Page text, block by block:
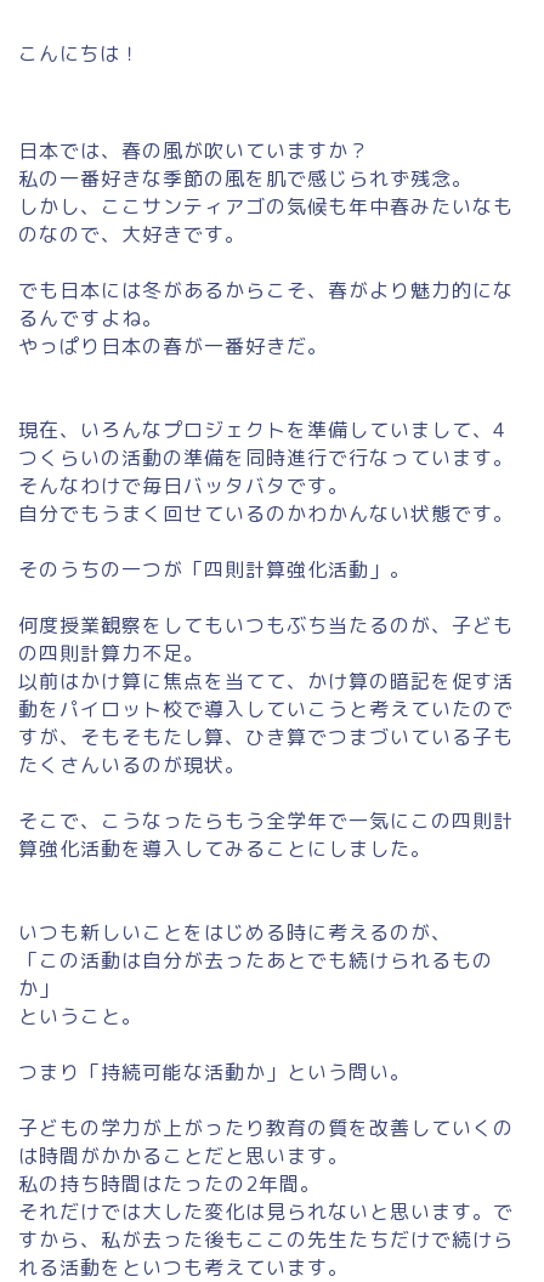
こんにちは！
日本では、春の風が吹いていますか？
私の一番好きな季節の風を肌で感じられず残念。
しかし、ここサンティアゴの気候も年中春みたいなも
のなので、大好きです。
でも日本には冬があるからこそ、春がより魅力的にな
るんですよね。
やっぱり日本の春が一番好きだ。
現在、いろんなプロジェクトを準備していまして、4
つくらいの活動の準備を同時進行で行なっています。
そんなわけで毎日バッタバタです。
自分でもうまく回せているのかわかんない状態です。
そのうちの一つが「四則計算強化活動」。
何度授業観察をしてもいつもぶち当たるのが、子ども
の四則計算力不足。
以前はかけ算に焦点を当てて、かけ算の暗記を促す活
動をパイロット校で導入していこうと考えていたので
すが、そもそもたし算、ひき算でつまづいている子も
たくさんいるのが現状。
そこで、こうなったらもう全学年で一気にこの四則計
算強化活動を導入してみることにしました。
いつも新しいことをはじめる時に考えるのが、
「この活動は自分が去ったあとでも続けられるもの
か」
ということ。
つまり「持続可能な活動か」という問い。
子どもの学力が上がったり教育の質を改善していくの
は時間がかかることだと思います。
私の持ち時間はたったの2年間。
それだけでは大した変化は見られないと思います。で
すから、私が去った後もここの先生たちだけで続けら
れる活動をといつも考えています。